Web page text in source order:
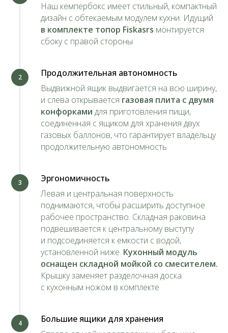
Наш кемпербокс имеет стильный, компактный
дизайн с обтекаемым модулем кухни. Идущий
в комплекте топор Fiskasrs монтируется
сбоку с правой стороны
2
Продолжительная автономность
Выдвижной ящик выдвигается на всю ширину,
и слева открывается газовая плита с двумя
конфорками для приготовления пищи,
соединенная с ящиком для хранения двух
газовых баллонов, что гарантирует владельцу
продолжительную автономность
3
Эргономичность
Левая и центральная поверхность
поднимаются, чтобы расширить доступное
рабочее пространство. Складная раковина
подвешивается к центральному выступу
и подсоединяется к емкости с водой,
установленной ниже. Кухонный модуль
оснащен складной мойкой со смесителем.
Крышку заменяет разделочная доска
с кухонным ножом в комплекте
4
Большие ящики для хранения